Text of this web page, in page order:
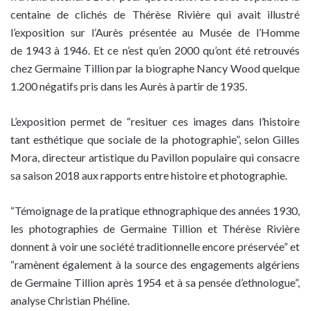
centaine de clichés de Thérèse Rivière qui avait illustré
l’exposition sur l’Aurès présentée au Musée de l’Homme
de 1943 à 1946. Et ce n’est qu’en 2000 qu’ont été retrouvés
chez Germaine Tillion par la biographe Nancy Wood quelque
1.200 négatifs pris dans les Aurès à partir de 1935.
L’exposition permet de “resituer ces images dans l’histoire
tant esthétique que sociale de la photographie”, selon Gilles
Mora, directeur artistique du Pavillon populaire qui consacre
sa saison 2018 aux rapports entre histoire et photographie.
“Témoignage de la pratique ethnographique des années 1930,
les photographies de Germaine Tillion et Thérèse Rivière
donnent à voir une société traditionnelle encore préservée” et
“ramènent également à la source des engagements algériens
de Germaine Tillion après 1954 et à sa pensée d’ethnologue”,
analyse Christian Phéline.